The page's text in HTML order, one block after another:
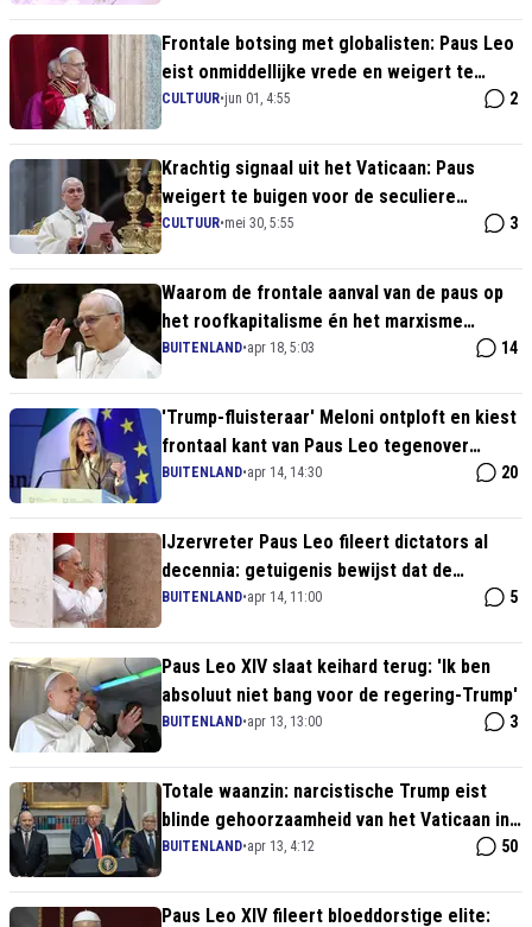
Frontale botsing met globalisten: Paus Leo
eist onmiddellijke vrede en weigert te
buigen voor oorlogshitsers
CULTUUR•jun 01, 4:55 2
Krachtig signaal uit het Vaticaan: Paus
weigert te buigen voor de seculiere
deugcultuur en eist authentiek geloof
CULTUUR•mei 30, 5:55 3
Waarom de frontale aanval van de paus op
het roofkapitalisme én het marxisme
precies is wat de wereld nu nodig heeft
BUITENLAND•apr 18, 5:03 14
'Trump-fluisteraar' Meloni ontploft en kiest
frontaal kant van Paus Leo tegenover
Amerikaanse waanzin
BUITENLAND•apr 14, 14:30 20
IJzervreter Paus Leo fileert dictators al
decennia: getuigenis bewijst dat de
Kerkleider voor níémand buigt
BUITENLAND•apr 14, 11:00 5
Paus Leo XIV slaat keihard terug: 'Ik ben
absoluut niet bang voor de regering-Trump'
BUITENLAND•apr 13, 13:00 3
Totale waanzin: narcistische Trump eist
blinde gehoorzaamheid van het Vaticaan in
walgelijke tirade
BUITENLAND•apr 13, 4:12 50
Paus Leo XIV fileert bloeddorstige elite: